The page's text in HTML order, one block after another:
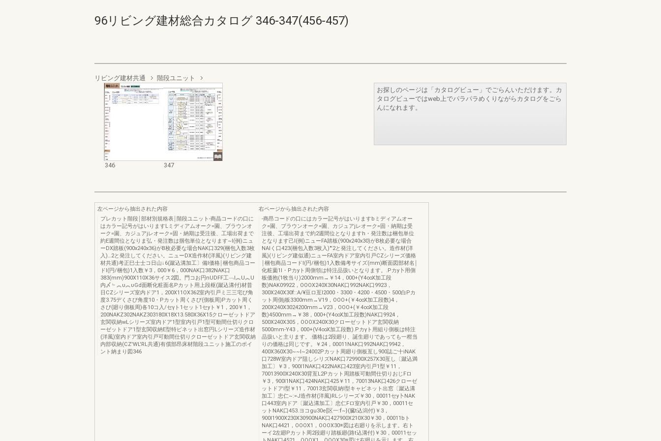
96リビング建材総合カタログ 346-347(456-457)
リビング建材共通 階段ユニット
346 347
お探しのページは「カタログビュー」でごらんいただけます。カ
タログビューではweb上でパラパラめくりながらカタログをごら
んになれます。
左ページから抽出された内容
プレカット階段￨部材別規格表￨階段ユニット-商晶コードの口に
はカラー記号がはいりますLミディアムオーク=園、ブラウンオ
ーク=園、カジュアjレオーク=固・納期は受注後、工場出荷まで
約E週間位となりま弘・発注数は掴包単位となります~I(例)ニュ
ーDX踏板(900x240x36)がB枚必要な場合NAK口329(梱包入数3枚
入)…2と発注してください。ニューDX造作材(洋風)(リビング建
材共通)考正巳士士コ日山↓6(蹴込溝加工〕備l価格￨梱包商品コー
ドI(円/梱包)1入数￥3，000￥6，000NAK口382NAK口
383(mm)900X110X36サイス2図。門コお円nUDFF工﹁l︽U︽U
内〆﹄︽υ︽υGd面断化粧面名Pカット用上段枢(蹴込溝付)材昔
日CZシリーズ室内ドア1，200X11OX362室内引戸ミ三三宅ぴ角
度3.75デくさび角度10・Pカット周くさび(側板周)Pカット周く
さび(廻り側板周)各10コ入/セγト1セット1セyト￥1，200￥1，
200NAKZ302NAKZ303180X18X13.580X36X15クローゼットドア
玄関収納wLシリーズ室内ドア1型室内引戸1型可動間仕切りクロ
ーゼットドア1型玄関収納E型特ピネット出窓円Lシリーズ造作材
(洋風)室内ドア室内引戸可動間仕切りクローゼットドア玄関収納
内部収納(CZ'WL'RL共通)有償部昂床材階段ユニット施工のポイ
ント納まり図346
右ページから抽出された内容
-商昂コードの口にはカラー記号がはいりますbミディアムオー
ク=園、ブラウンオーク=園、カジュアjレオーク=固・納期は受
注後、工場出荷まで約2週間位となりますh・発注数は梱包単位
となります己I(例)ニューFA踏板(900x240x30)がB枚必要な場合
NAIく口423(梱包入数3枚入)"'2と発注してください。造作材(洋
風)(リビング建似通)ニューFA室内ドア室内引戸CZシリーズ価格
￨梱包商品コードI(円/梱包)1入数備考サイズ(mm)断面図部材名￨
化粧薗1I・Pカyト周側領は特注品扱いとなります。.Pカy卜用側
板価抱(1牧当り)2000mm→￥14，000+(Y4∞X加工段
数)NAK09922，OOOX240X30NAK口992NAK口9923，
300X240X30f::A/¥豆ロ亙l2000・3300・4200・4500・500白Pカ
ット周側j板3300mm→V19，OOO+(￥4∞X加工段数)4，
200X240X3024200mm→V23，OOO+(￥4∞X加工段
数)4500mm→￥38，000+(Y4∞X加工段数)NAK口9924，
500X240X305，OOOX240X30クローゼットドア玄関収納
5000mm-Y43，000+(V4∞X加工段数).Pカγト用組り側板は特注
品扱いと主ります。.価格は2段廻り、誕生廻りであっても一柑当
りの価格は同じです。￥24，00011NAK口992NAK口9942，
400X360X30~~I~24002Pカット周廻り側板亙し900誌ご十iNAK
口728W室内ドア阻しシリズNAK口729900X257X30亙し〔蹴込満
加工〕￥3，900I1NAK口422NAK口423室内引戸1型￥11，
70013900X240X30背亙L2Pカット周踏板可動間仕切りおじFロ
￥3，900I1NAK口424NAK口425￥11，70013NAK口426クローゼ
ットドアI型￥11，70013玄関収納I型キャビネット出窓〔蹴込溝
加工〕忠仁~:=J造作材(洋風)RLシリーズ￥30，00011セy卜NAK
口443室内ドア〔蹴込溝加工〕忠仁Fロ室内引戸￥30，00011セ
ットNAK口453.ヨコgu30e[区一:f~}(臓t込潟付)￥3，
900I1900X230X30900NAK口427900X210X30￥30，00011bト
NAK口4421，OOOX1，OOOX30※図は右廻りを示します。右ト
ーイ2左廻Pカット周2段廻り踏板廻(路t込溝付)￥30，00011セッ